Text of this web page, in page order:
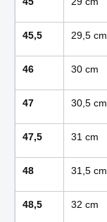
45,5 29,5 cm
46 30 cm
47 30,5 cm
47,5 31 cm
48 31,5 cm
48,5 32 cm